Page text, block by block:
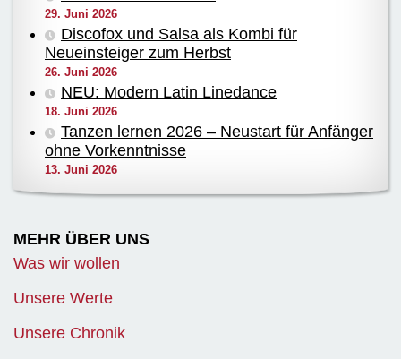
29. Juni 2026
Discofox und Salsa als Kombi für
Neueinsteiger zum Herbst
26. Juni 2026
NEU: Modern Latin Linedance
18. Juni 2026
Tanzen lernen 2026 – Neustart für Anfänger
ohne Vorkenntnisse
13. Juni 2026
MEHR ÜBER UNS
Was wir wollen
Unsere Werte
Unsere Chronik